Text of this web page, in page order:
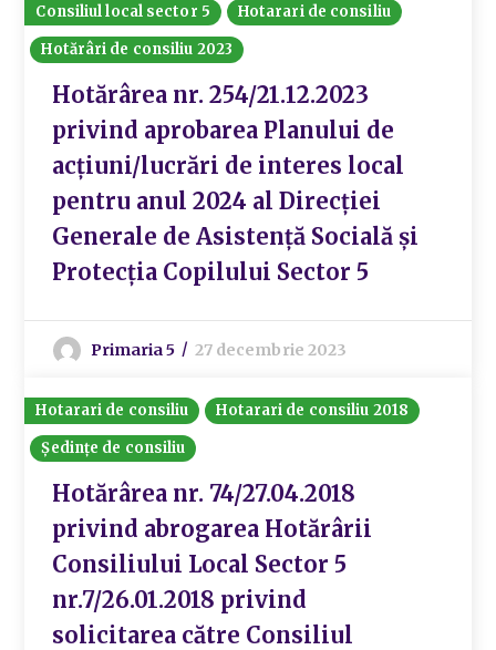
Consiliul local sector 5
Hotarari de consiliu
Hotărâri de consiliu 2023
Hotărârea nr. 254/21.12.2023
privind aprobarea Planului de
acțiuni/lucrări de interes local
pentru anul 2024 al Direcției
Generale de Asistență Socială și
Protecția Copilului Sector 5
Primaria 5 27 decembrie 2023
Hotarari de consiliu
Hotarari de consiliu 2018
Ședințe de consiliu
Hotărârea nr. 74/27.04.2018
privind abrogarea Hotărârii
Consiliului Local Sector 5
nr.7/26.01.2018 privind
solicitarea către Consiliul